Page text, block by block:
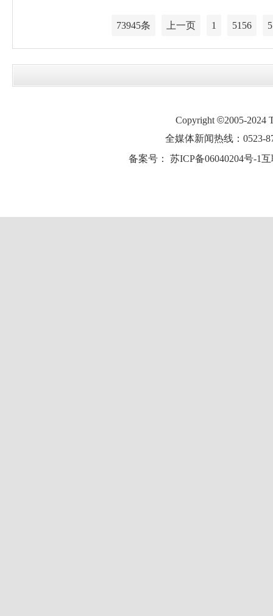
73945条 上一页 1 5156
Copyright ©2005-2024
全媒体新闻热线：0523-
备案号： 苏ICP备06040204号-1互